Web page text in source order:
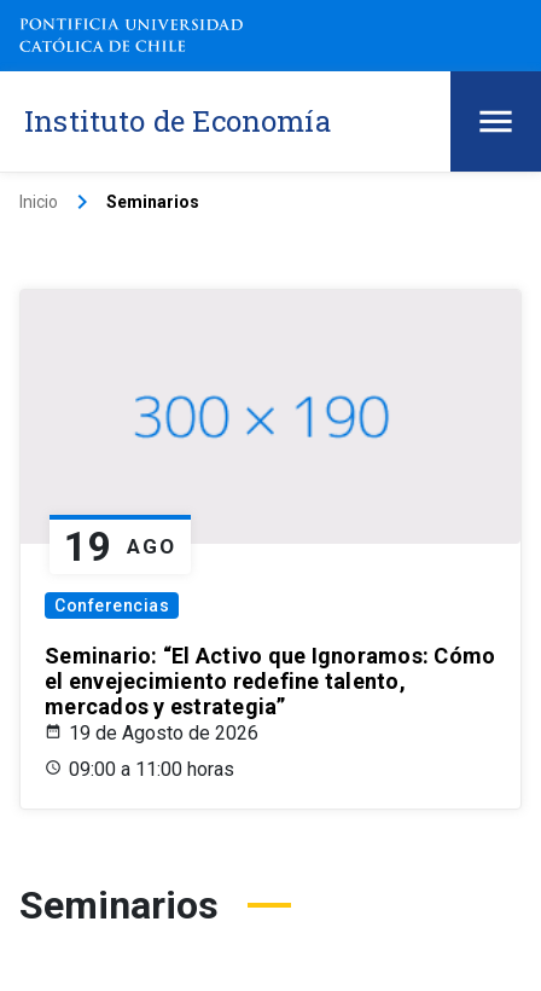
Instituto de Economía
Inicio keyboard_arrow_right Seminarios
19 AGO
Conferencias
Seminario: “El Activo que Ignoramos: Cómo
el envejecimiento redefine talento,
mercados y estrategia”
19 de Agosto de 2026
09:00 a 11:00 horas
Seminarios